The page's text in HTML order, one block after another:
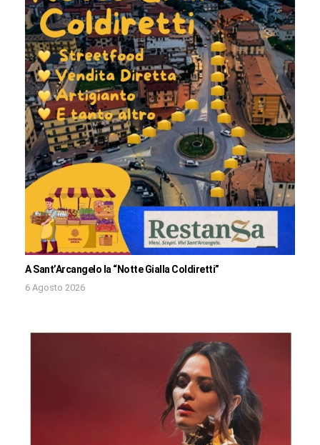
A Sant’Arcangelo la “Notte Gialla Coldiretti”
6 Agosto 2026